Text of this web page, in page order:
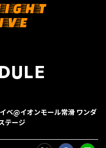
ベ@イオンモール常滑 ワンダ
テージ